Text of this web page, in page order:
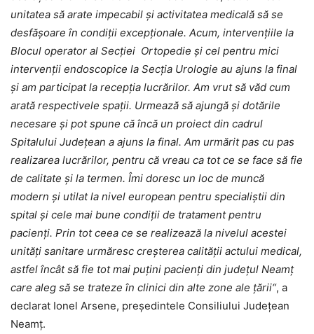
unitatea să arate impecabil și activitatea medicală să se
desfășoare în condiții excepționale. Acum, intervențiile la
Blocul operator al Secției Ortopedie și cel pentru mici
intervenții endoscopice la Secția Urologie au ajuns la final
și am participat la recepția lucrărilor. Am vrut să văd cum
arată respectivele spații. Urmează să ajungă și dotările
necesare și pot spune că încă un proiect din cadrul
Spitalului Județean a ajuns la final. Am urmărit pas cu pas
realizarea lucrărilor, pentru că vreau ca tot ce se face să fie
de calitate și la termen. Îmi doresc un loc de muncă
modern și utilat la nivel european pentru specialiștii din
spital și cele mai bune condiții de tratament pentru
pacienți. Prin tot ceea ce se realizează la nivelul acestei
unități sanitare urmăresc creșterea calității actului medical,
astfel încât să fie tot mai puțini pacienți din județul Neamț
care aleg să se trateze în clinici din alte zone ale țării“, a
declarat Ionel Arsene, președintele Consiliului Județean
Neamț.